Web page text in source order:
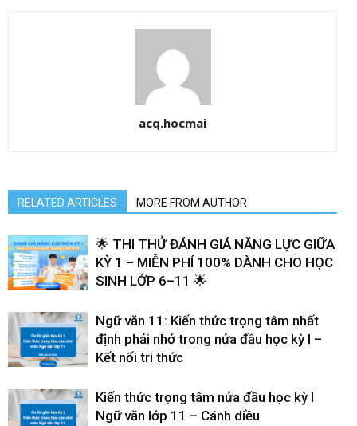
acq.hocmai
RELATED ARTICLES MORE FROM AUTHOR
🌟 THI THỬ ĐÁNH GIÁ NĂNG LỰC GIỮA
KỲ 1 – MIỄN PHÍ 100% DÀNH CHO HỌC
SINH LỚP 6–11 🌟
Ngữ văn 11: Kiến thức trọng tâm nhất
định phải nhớ trong nửa đầu học kỳ I –
Kết nối tri thức
Kiến thức trọng tâm nửa đầu học kỳ I
Ngữ văn lớp 11 – Cánh diều